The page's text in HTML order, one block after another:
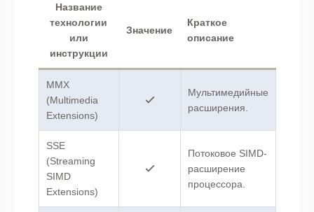
Название
технологии
или
инструкции
Значение
Краткое
описание
MMX
(Multimedia
Extensions)
Мультимедийные
расширения.
SSE
(Streaming
SIMD
Extensions)
Потоковое SIMD-
расширение
процессора.